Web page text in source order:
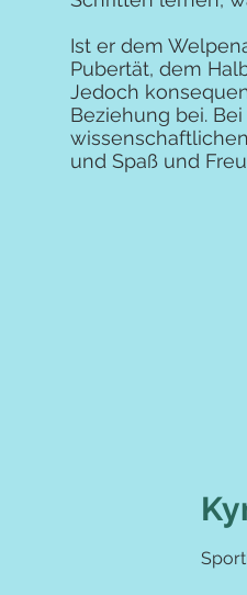
Ist er dem
Pubertät, dem
Jedoch
Beziehung bei.
und Spaß und